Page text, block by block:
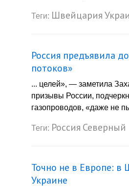
Теги: Швейцария
Россия предъявила
потоков»
... целей», — заметила
призывы России,
газопроводов, «даже не
Теги: Россия Северный
Точно не в Европе:
Украине